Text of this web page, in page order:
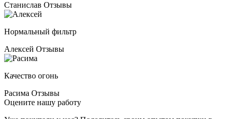
Станислав Отзывы
Нормальный фильтр
Алексей Отзывы
Качество огонь
Расима Отзывы
Оцените нашу работу